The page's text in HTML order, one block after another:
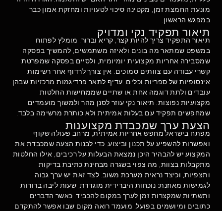
מונעת החמצת זמן, מקטינה סיכוי לטעויות ומחזקת אמון כבר
במפגש הראשון.
תיאור תפקיד נקי ומדויק
תיאור התפקיד צריך להיות קצר, קריא וברור. מומלץ לפתוח
במשפט שמתאר מה בונים ולאיזה משתמשים, להמשיך בפסקה
שמסבירה אחריות מקצועית יומיומית, ולסיים בפסקה שמפרטת
קשרי עבודה עם צוותים סמוכים. אין צורך לרדוף אחר רשימות
אינסופיות של ספריות וכלים. עדיף לתאר פרדיגמות מרכזיות שבהן
עובדים ולתת דוגמה אחת או שתיים שממחישות החלטות
מקצועיות נפוצות. תיאור נקי עוזר לסנן מהר ולמשוך מועמדים
שמחפשים תפקיד עם בעלות אמיתית ולא כותרת מרשימה בלבד.
הצעת ערך שמכבדת מקצוענות
מפתח בישראל מחפש אחריות אמיתית, מרחב פעולה שקוף
ואפשרות להשפיע על תכנון וביצוע. כדי לבנות הצעה שמכבדת את
המקצוע יש להבהיר היכן נמצאת הבעלות על רכיבים, אילו החלטות
מתקבלות בצוות, מה צפוי בשגרה מבחינת כתיבת בדיקות
ותצפיות, וכיצד נראית מערכת משוב. לצד זאת יש ערך גבוה
לגמישות מאוזנת: נוכחות היברידית מוגדרת, שעות ליבה ברורות
ותשתיות שמקצרות זמן לערך במקום להכביד. כאשר הדברים
כתובים ומיושמים בפועל, מועמד רואה מקום שבו אפשר להתקדם